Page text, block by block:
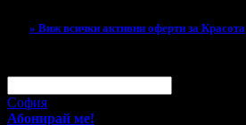
» Виж всички активни оферти за Красота
София
Абонирай ме!